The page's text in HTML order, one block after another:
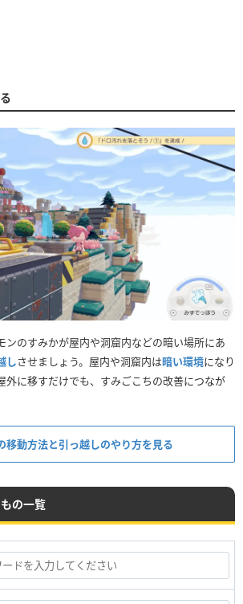
ンのすみかが屋内や洞窟内などの暗い場所にあ
しさせましょう。屋内や洞窟内は暗い環境になり
外に移すだけでも、すみごこちの改善につなが
動方法と引っ越しのやり方を見る
の一覧